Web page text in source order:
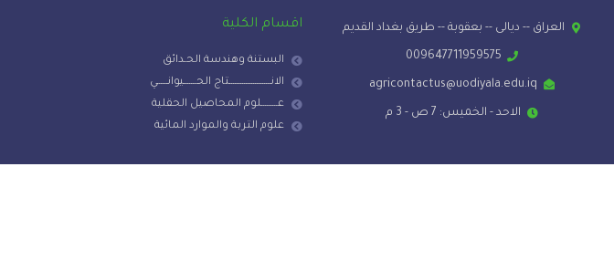
العراق -- ديالى -- بعقوبة -- طريق بغداد القديم
009647711959575
agricontactus@uodiyala.edu.iq
الاحد - الخميس: 7 ص - 3 م
اقسام الكلية
البستنة وهندسة الحـدائق
الانـــــــــــــــــــــــتاج الحـــــــيوانــــــي
عـــــــــلوم المحاصيل الحقلية
علوم التربة والموارد المائية